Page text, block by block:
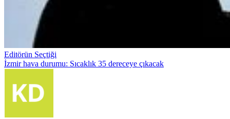
Editörün Seçtiği
İzmir hava durumu: Sıcaklık 35 dereceye çıkacak